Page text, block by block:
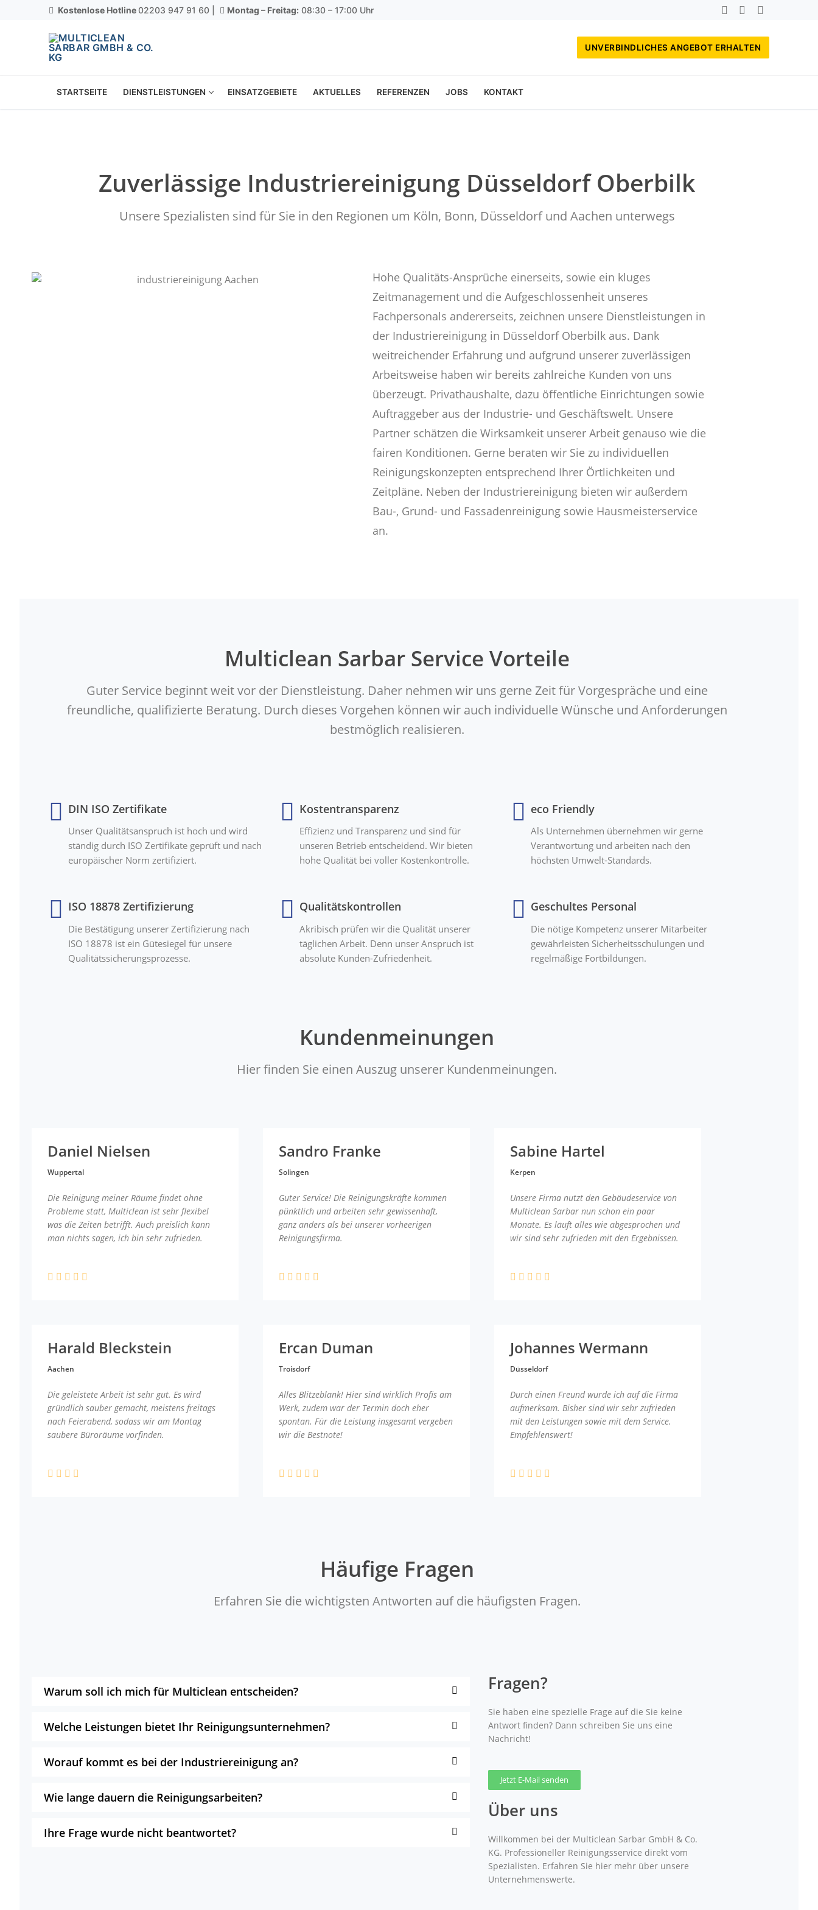
Kostenlose Hotline02203 947 91 60 | Montag – Freitag: 08:30 – 17:00 Uhr
UNVERBINDLICHES ANGEBOT ERHALTEN
STARTSEITE DIENSTLEISTUNGEN EINSATZGEBIETE AKTUELLES REFERENZEN JOBS KONTAKT
Zuverlässige Industriereinigung Düsseldorf Oberbilk
Unsere Spezialisten sind für Sie in den Regionen um Köln, Bonn, Düsseldorf und Aachen unterwegs
Hohe Qualitäts-Ansprüche einerseits, sowie ein kluges
Zeitmanagement und die Aufgeschlossenheit unseres
Fachpersonals andererseits, zeichnen unsere Dienstleistungen in
der Industriereinigung in Düsseldorf Oberbilk aus. Dank
weitreichender Erfahrung und aufgrund unserer zuverlässigen
Arbeitsweise haben wir bereits zahlreiche Kunden von uns
überzeugt. Privathaushalte, dazu öffentliche Einrichtungen sowie
Auftraggeber aus der Industrie- und Geschäftswelt. Unsere
Partner schätzen die Wirksamkeit unserer Arbeit genauso wie die
fairen Konditionen. Gerne beraten wir Sie zu individuellen
Reinigungskonzepten entsprechend Ihrer Örtlichkeiten und
Zeitpläne. Neben der Industriereinigung bieten wir außerdem
Bau-, Grund- und Fassadenreinigung sowie Hausmeisterservice
an.
Multiclean Sarbar Service Vorteile
Guter Service beginnt weit vor der Dienstleistung. Daher nehmen wir uns gerne Zeit für Vorgespräche und eine
freundliche, qualifizierte Beratung. Durch dieses Vorgehen können wir auch individuelle Wünsche und Anforderungen
bestmöglich realisieren.
DIN ISO Zertifikate
Unser Qualitätsanspruch ist hoch und wird
ständig durch ISO Zertifikate geprüft und nach
europäischer Norm zertifiziert.
ISO 18878 Zertifizierung
Die Bestätigung unserer Zertifizierung nach
ISO 18878 ist ein Gütesiegel für unsere
Qualitätssicherungsprozesse.
Kostentransparenz
Effizienz und Transparenz und sind für
unseren Betrieb entscheidend. Wir bieten
hohe Qualität bei voller Kostenkontrolle.
Qualitätskontrollen
Akribisch prüfen wir die Qualität unserer
täglichen Arbeit. Denn unser Anspruch ist
absolute Kunden-Zufriedenheit.
eco Friendly
Als Unternehmen übernehmen wir gerne
Verantwortung und arbeiten nach den
höchsten Umwelt-Standards.
Geschultes Personal
Die nötige Kompetenz unserer Mitarbeiter
gewährleisten Sicherheitsschulungen und
regelmäßige Fortbildungen.
Kundenmeinungen
Hier finden Sie einen Auszug unserer Kundenmeinungen.
Daniel Nielsen
Wuppertal
Die Reinigung meiner Räume findet ohne
Probleme statt, Multiclean ist sehr flexibel
was die Zeiten betrifft. Auch preislich kann
man nichts sagen, ich bin sehr zufrieden.
Sandro Franke
Solingen
Guter Service! Die Reinigungskräfte kommen
pünktlich und arbeiten sehr gewissenhaft,
ganz anders als bei unserer vorheerigen
Reinigungsfirma.
Sabine Hartel
Kerpen
Unsere Firma nutzt den Gebäudeservice von
Multiclean Sarbar nun schon ein paar
Monate. Es läuft alles wie abgesprochen und
wir sind sehr zufrieden mit den Ergebnissen.
Harald Bleckstein
Aachen
Die geleistete Arbeit ist sehr gut. Es wird
gründlich sauber gemacht, meistens freitags
nach Feierabend, sodass wir am Montag
saubere Büroräume vorfinden.
Ercan Duman
Troisdorf
Alles Blitzeblank! Hier sind wirklich Profis am
Werk, zudem war der Termin doch eher
spontan. Für die Leistung insgesamt vergeben
wir die Bestnote!
Johannes Wermann
Düsseldorf
Durch einen Freund wurde ich auf die Firma
aufmerksam. Bisher sind wir sehr zufrieden
mit den Leistungen sowie mit dem Service.
Empfehlenswert!
Häufige Fragen
Erfahren Sie die wichtigsten Antworten auf die häufigsten Fragen.
Warum soll ich mich für Multiclean entscheiden?
Welche Leistungen bietet Ihr Reinigungsunternehmen?
Worauf kommt es bei der Industriereinigung an?
Wie lange dauern die Reinigungsarbeiten?
Ihre Frage wurde nicht beantwortet?
Fragen?
Sie haben eine spezielle Frage auf die Sie keine
Antwort finden? Dann schreiben Sie uns eine
Nachricht!
Jetzt E-Mail senden
Über uns
Willkommen bei der Multiclean Sarbar GmbH & Co.
KG. Professioneller Reinigungsservice direkt vom
Spezialisten. Erfahren Sie hier mehr über unsere
Unternehmenswerte.